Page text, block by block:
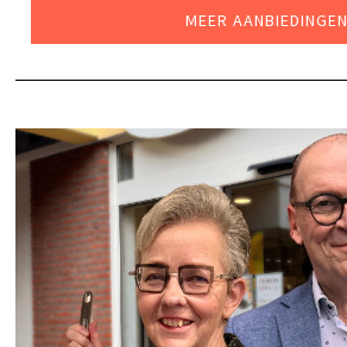
MEER AANBIEDINGEN